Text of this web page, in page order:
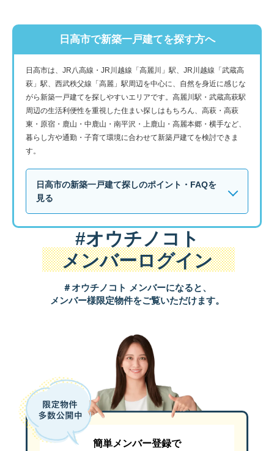
日高市で新築一戸建てを探す方へ
日高市は、JR八高線・JR川越線「高麗川」駅、JR川越線「武蔵高
萩」駅、西武秩父線「高麗」駅周辺を中心に、自然を身近に感じな
がら新築一戸建てを探しやすいエリアです。高麗川駅・武蔵高萩駅
周辺の生活利便性を重視した住まい探しはもちろん、高萩・高萩
東・原宿・鹿山・中鹿山・南平沢・上鹿山・高麗本郷・横手など、
暮らし方や通勤・子育て環境に合わせて新築戸建てを検討できま
す。
日高市の新築一戸建て探しのポイント・FAQを
見る
#オウチノコト
メンバーログイン
＃オウチノコト メンバーになると、
メンバー様限定物件をご覧いただけます。
簡単メンバー登録で